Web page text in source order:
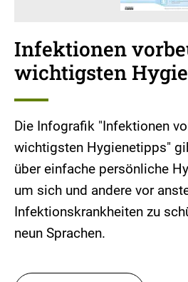
Infektionen
wichtigsten
Die Infografik "Infektionen
wichtigsten Hygienetipps"
über einfache persönliche
um sich und andere vor
Infektionskrankheiten zu
neun Sprachen.